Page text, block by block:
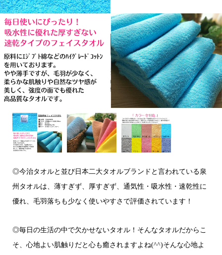
◎今治タオルと並び日本二大タオルブランドと言われている泉
州タオルは、薄すぎず、厚すぎず、通気性・吸水性・速乾性に
優れ、毛羽落ちも少なく使いやすさで評価されています！
◎毎日の生活の中で欠かせないタオル！そんなタオルだからこ
そ、心地よい肌触りだと心も癒されますよね(^^)そんな心地よ